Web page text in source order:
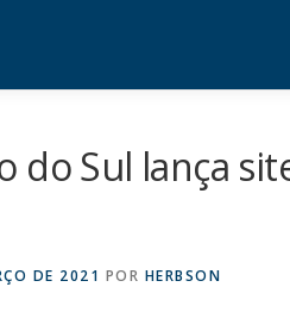
do Sul lança
DE 2021 POR HERBSON